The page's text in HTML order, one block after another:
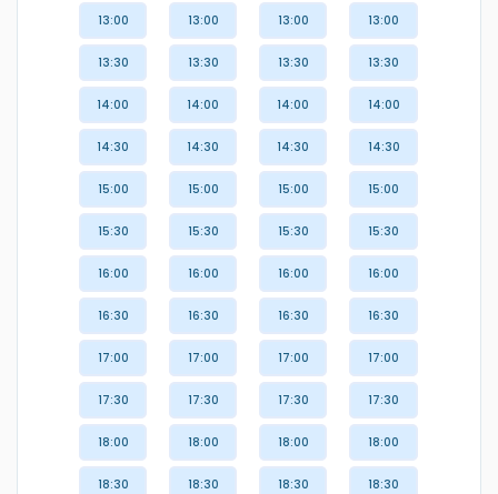
13:00
13:30
14:00
14:30
15:00
15:30
16:00
16:30
17:00
17:30
18:00
18:30
13:00
13:30
14:00
14:30
15:00
15:30
16:00
16:30
17:00
17:30
18:00
18:30
13:00
13:30
14:00
14:30
15:00
15:30
16:00
16:30
17:00
17:30
18:00
18:30
13:00
13:30
14:00
14:30
15:00
15:30
16:00
16:30
17:00
17:30
18:00
18:30